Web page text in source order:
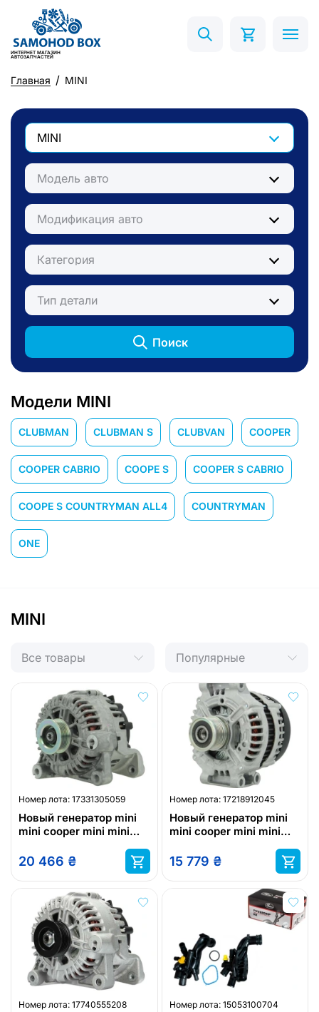
ИНТЕРНЕТ МАГАЗИН
АВТОЗАПЧАСТЕЙ
Главная MINI
MINI
Модель авто
Модификация авто
Категория
Тип детали
Поиск
Модели MINI
CLUBMAN CLUBMAN S CLUBVAN COOPER
COOPER CABRIO COOPE S COOPER S CABRIO
COOPE S COUNTRYMAN ALL4 COUNTRYMAN
ONE
MINI
Все товары Популярные
Номер лота: 17331305059
Новый генератор mini
mini cooper mini mini
mini mini
20 466 ₴
Номер лота: 17218912045
Новый генератор mini
mini cooper mini mini
mini mini
15 779 ₴
Номер лота: 17740555208 Номер лота: 15053100704